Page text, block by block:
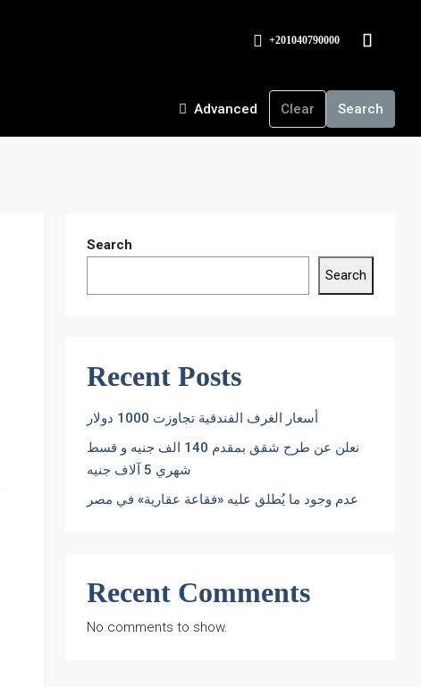
+201040790000
Advanced Clear Search
Search
Search
Recent Posts
أسعار الغرف الفندقية تجاوزت 1000 دولار
نعلن عن طرح شقق بمقدم 140 الف جنيه و قسط
شهري 5 آلاف جنيه
عدم وجود ما يُطلق عليه «فقاعة عقارية» في مصر
Recent Comments
No comments to show.